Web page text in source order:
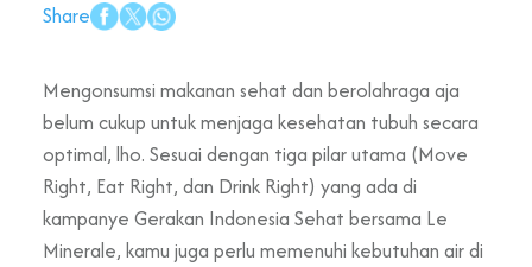
Share
Mengonsumsi makanan sehat dan berolahraga aja
belum cukup untuk menjaga kesehatan tubuh secara
optimal, lho. Sesuai dengan tiga pilar utama (Move
Right, Eat Right, dan Drink Right) yang ada di
kampanye Gerakan Indonesia Sehat bersama Le
Minerale, kamu juga perlu memenuhi kebutuhan air di